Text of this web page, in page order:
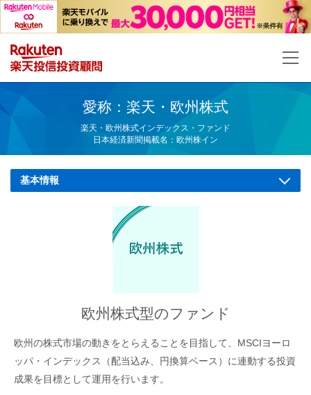
愛称：楽天・欧州株式
楽天・欧州株式インデックス・ファンド
日本経済新聞掲載名：欧州株イン
欧州株式型のファンド
欧州の株式市場の動きをとらえることを目指して、MSCIヨーロ
ッパ・インデックス（配当込み、円換算ベース）に連動する投資
成果を目標として運用を行います。